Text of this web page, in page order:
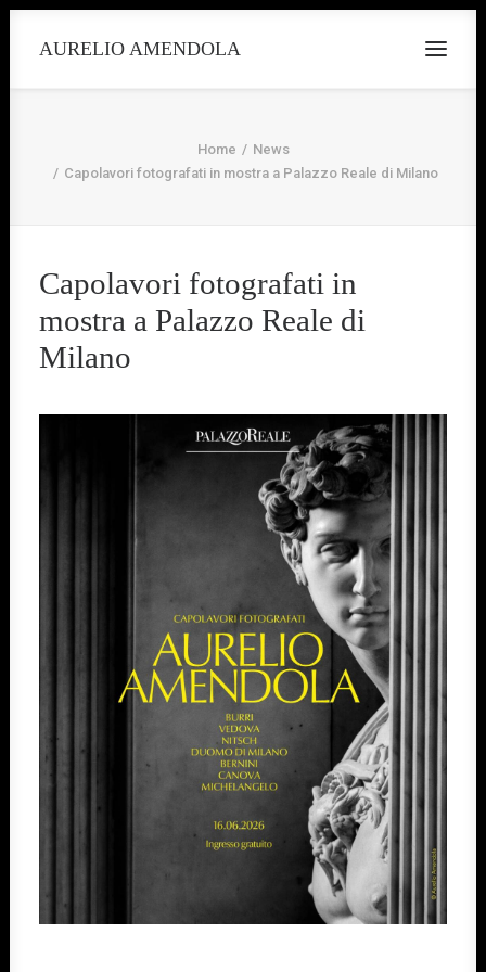
AURELIO AMENDOLA
Home
News
Capolavori fotografati in mostra a Palazzo Reale di Milano
Capolavori fotografati in
mostra a Palazzo Reale di
Milano